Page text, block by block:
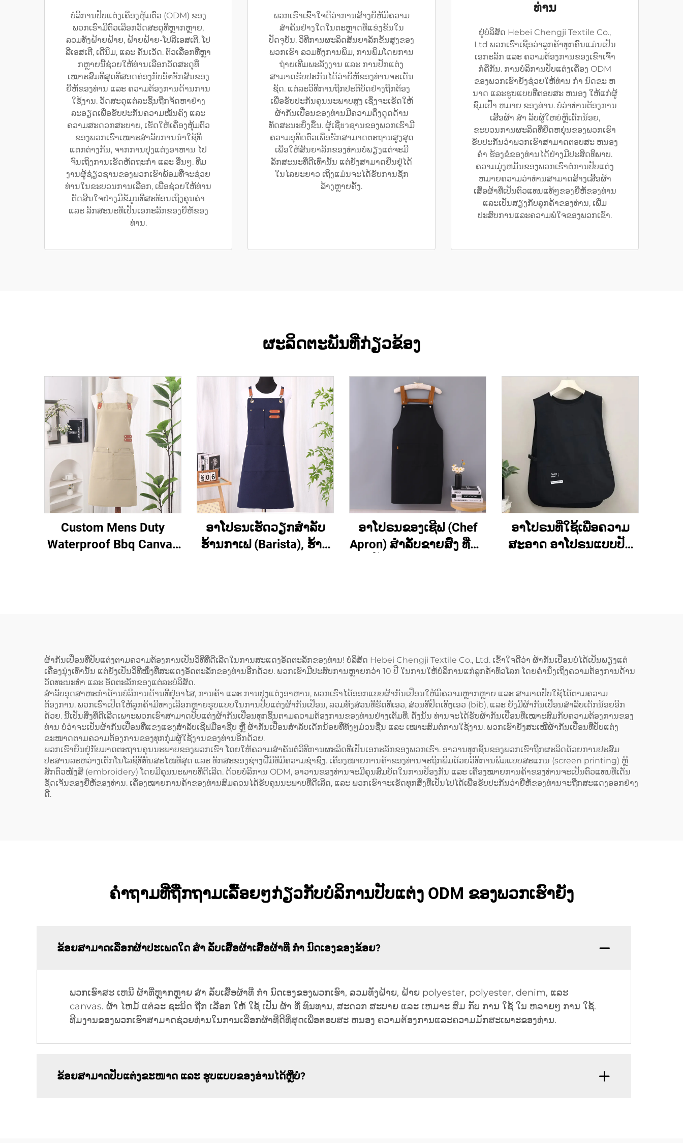
ບໍລິການປັບແຕ່ງເຄື່ອງຫຸ້ມຕົວ (ODM) ຂອງ
ພວກເຮົາມີຕົວເລືອກວັດສະດຸທີ່ຫຼາກຫຼາຍ,
ລວມທັງຝ້າຍຝ້າຍ, ຝ້າຍຝ້າຍ-ໂປລີເອສເຕີ, ໂປ
ລີເອສເຕີ, ເດີນິມ, ແລະ ຄັນເວັດ. ຕົວເລືອກທີ່ຫຼາ
ກຫຼາຍນີ້ຊ່ວຍໃຫ້ທ່ານເລືອກວັດສະດຸທີ່
ເໝາະສົມທີ່ສຸດທີ່ສອດຄ່ອງກັບອັตลັກສັນຂອງ
ຍີ່ຫໍ້ຂອງທ່ານ ແລະ ຄວາມຕ້ອງການດ້ານການ
ໃຊ້ງານ. ວັດສະດຸແຕ່ລະຊິ້ນຖືກຈັດຫາຢ່າງ
ລະອຽດເພື່ອຮັບປະກັນຄວາມໝັ້ນຄົງ ແລະ
ຄວາມສະດວກສະບາຍ, ເຮັດໃຫ້ເຄື່ອງຫຸ້ມຕົວ
ຂອງພວກເຮົາເໝາະສຳລັບການນຳໃຊ້ທີ່
ແຕກຕ່າງກັນ, ຈາກການປຸງແຕ່ງອາຫານ ໄປ
ຈົນເຖິງການເຮັດຫັດຖະກຳ ແລະ ອື່ນໆ. ທີມ
ງານຜູ້ຊ່ຽວຊານຂອງພວກເຮົາພ້ອມທີ່ຈະຊ່ວຍ
ທ່ານໃນຂະບວນການເລືອກ, ເພື່ອຊ່ວຍໃຫ້ທ່ານ
ຕັດສິນໃຈຢ່າງມີຂໍ້ມູນທີ່ສະທ້ອນເຖິງຄຸນຄ່າ
ແລະ ລັກສະນະທີ່ເປັນເອກະລັກຂອງຍີ່ຫໍ້ຂອງ
ທ່ານ.
ພວກເຮົາເຂົ້າໃຈດີວ່າການສ້າງຍີ່ຫໍ້ມີຄວາມ
ສຳຄັນຢ່າງໃດໃນຕະຫຼາດທີ່ແຂ່ງຂັນໃນ
ປັດຈຸບັນ. ວິທີການຜະລິດສັນຍາລັກຂັ້ນສູງຂອງ
ພວກເຮົາ ລວມທັງການພິມ, ການພິມໂດຍການ
ຖ່າຍເທີມພະລັງງານ ແລະ ການປັກແຕ່ງ
ສາມາດຮັບປະກັນໄດ້ວ່າຍີ່ຫໍ້ຂອງທ່ານຈະເດັ່ນ
ຊັດ. ແຕ່ລະວິທີການຖືກປະຕິບັດຢ່າງຖືກຕ້ອງ
ເພື່ອຮັບປະກັນຄຸນນະພາບສູງ ເຊິ່ງຈະເຮັດໃຫ້
ຜ້າກັນເປື່ອນຂອງທ່ານມີຄວາມດຶງດູດດ້ານ
ທັດສະນະຍິ່ງຂຶ້ນ. ຜູ້ເຊີ່ยวຊານຂອງພວກເຮົາມີ
ຄວາມອຸທິດຕົວເພື່ອຮັກສາມາດຕະຖານສູງສຸດ
ເພື່ອໃຫ້ສັນຍາລັກຂອງທ່ານບໍ່ພຽງແຕ່ຈະມີ
ລັກສະນະທີ່ດີເທົ່ານັ້ນ ແຕ່ຍັງສາມາດຢືນຢູ່ໄດ້
ໃນໄລຍະຍາວ ເຖິງແມ່ນຈະໄດ້ຮັບການຊັກ
ລ້າງຫຼາຍຄັ້ງ.
ທ່ານ
ຢູ່ບໍລິສັດ Hebei Chengji Textile Co.,
Ltd ພວກເຮົາເຊື່ອວ່າລູກຄ້າທຸກຄົນແມ່ນເປັນ
ເອກະລັກ ແລະ ຄວາມຕ້ອງການຂອງເຂົາເຈົ້າ
ກໍຄືກັນ. ການບໍລິການປັບແຕ່ງເຄື່ອງ ODM
ຂອງພວກເຮົາຍັງຊ່ວຍໃຫ້ທ່ານ ກໍາ ນົດຂະ ຫ
ນາດ ແລະຮູບແບບທີ່ຕອບສະ ຫນອງ ໃຫ້ແກ່ຜູ້
ຊົມເປົ້າ ຫມາຍ ຂອງທ່ານ. ບໍ່ວ່າທ່ານຕ້ອງການ
ເສື້ອຜ້າ ສໍາ ລັບຜູ້ໃຫຍ່ຫຼືເດັກນ້ອຍ,
ຂະບວນການຜະລິດທີ່ຍືດຫຍຸ່ນຂອງພວກເຮົາ
ຮັບປະກັນວ່າພວກເຮົາສາມາດຕອບສະ ຫນອງ
ຄໍາ ຮ້ອງຂໍຂອງທ່ານໄດ້ຢ່າງມີປະສິດທິພາບ.
ຄວາມມຸ່ງຫມັ້ນຂອງພວກເຮົາຕໍ່ການປັບແຕ່ງ
ຫມາຍຄວາມວ່າທ່ານສາມາດສ້າງເສື້ອຜ້າ
ເສື້ອຜ້າທີ່ເປັນຕົວແທນແທ້ໆຂອງຍີ່ຫໍ້ຂອງທ່ານ
ແລະເປັນສຽງກັບລູກຄ້າຂອງທ່ານ, ເພີ່ມ
ປະສົບການແລະຄວາມພໍໃຈຂອງພວກເຂົາ.
ຜະລິດຕະພັນທີ່ກ່ຽວຂ້ອງ
Custom Mens Duty
Waterproof Bbq Canvas
ອາໂປຣນເຮັດວຽກສຳລັບ
ຮ້ານກາເຟ (Barista), ຮ້ານ
Back) ປະກອບດ້ວຍເສື້ອຜ້າ
ເປັນສ່ວນປະກອບຂອງ
polyester ແລະ ຜ້າຝ້າ
(Cotton) ສຳລັບທັງຜູ້ຍິງ
ແລະ ຜູ້ຊາຍ
ອາໂປຣນຂອງເຊີຟ (Chef
Apron) ສຳລັບຂາຍສົ່ງ ທີ່ຮັບ
(Extended) ປະກອບດ້ວຍ
ຜ້າແຜ່ນ (Canvas) ສີເຂັ້ມ
ເຊັ່ນ: ສີເຂັ້ມຄືສີກາເຟ (Dark
Coffee) ແລະ ມີລະບົບປັບ
ຂະໜາດໄດ້ (Adjustable)
ອາໂປຣນທີ່ໃຊ້ເພື່ອຄວາມ
ສະອາດ ອາໂປຣນແບບປັບ
ກັ້ນຂອງຊ່າງເຮັດເຄື່ອງໝາກ
(Cobbler Vest Apron) ທີ່ມີ
ທັງສອງດ້ານ ແລະ ມີທີ່ຈັດຕັ້ງ
ສຳລັບເນື້ອຫາເຄື່ອງໝາກ
(Logo) ສຳລັບບາຣິສຕາ
(Barista) ແລະ ຮ້ານຕັດຜົມ
(Barbershop)
ຜ້າກັນເປື່ອນທີ່ປັບແຕ່ງຕາມຄວາມຕ້ອງການເປັນວິທີທີ່ດີເລີດໃນການສະແດງອັດຕະລັກຂອງທ່ານ! ບໍລິສັດ Hebei Chengji Textile Co., Ltd. ເຂົ້າໃຈດີວ່າ ຜ້າກັນເປື່ອນບໍ່ໄດ້ເປັນພຽງແຕ່
ເຄື່ອງນຸ່ງເທົ່ານັ້ນ ແຕ່ຍັງເປັນວິທີໜຶ່ງທີ່ສະແດງອັດຕະລັກຂອງທ່ານອີກດ້ວຍ. ພວກເຮົາມີປະສົບການຫຼາຍກວ່າ 10 ປີ ໃນການໃຫ້ບໍລິການແກ່ລູກຄ້າທົ່ວໂລກ ໂດຍຄຳນຶງເຖິງຄວາມຕ້ອງການດ້ານ
ວັດທະນະທຳ ແລະ ອັດຕະລັກຂອງແຕ່ລະບໍລິສັດ.
ສຳລັບອຸດສາຫະກຳດ້ານບໍລິການດ້ານທີ່ຢູ່ອາໄສ, ການຄ້າ ແລະ ການປຸງແຕ່ງອາຫານ, ພວກເຮົາໄດ້ອອກແບບຜ້າກັນເປື່ອນໃຫ້ມີຄວາມຫຼາກຫຼາຍ ແລະ ສາມາດປັບໃຊ້ໄດ້ຕາມຄວາມ
ຕ້ອງການ. ພວກເຮົາເປີດໃຫ້ລູກຄ້າມີທາງເລືອກຫຼາຍຮູບແບບໃນການປັບແຕ່ງຜ້າກັນເປື່ອນ, ລວມທັງສ່ວນທີ່ຮັດທີ່ເອວ, ສ່ວນທີ່ປິດເທິງເອວ (bib), ແລະ ຍັງມີຜ້າກັນເປື່ອນສຳລັບເດັກນ້ອຍອີກ
ດ້ວຍ. ນີ້ເປັນສິ່ງທີ່ດີເລີດເພາະພວກເຮົາສາມາດປັບແຕ່ງຜ້າກັນເປື່ອນທຸກຊິ້ນຕາມຄວາມຕ້ອງການຂອງທ່ານຢ່າງເຕັມທີ່. ດັ່ງນັ້ນ ທ່ານຈະໄດ້ຮັບຜ້າກັນເປື່ອນທີ່ເໝາະສົມກັບຄວາມຕ້ອງການຂອງ
ທ່ານ ບໍ່ວ່າຈະເປັນຜ້າກັນເປື່ອນທີ່ແຂງແຮງສຳລັບເຊີຟມືອາຊີບ ຫຼື ຜ້າກັນເປື່ອນສຳລັບເດັກນ້ອຍທີ່ທັງໆມ່ວນຊື່ນ ແລະ ເໝາະສົມຕໍ່ການໃຊ້ງານ. ພວກເຮົາຍັງສະເໜີຜ້າກັນເປື່ອນທີ່ປັບແຕ່ງ
ຂະໜາດຕາມຄວາມຕ້ອງການຂອງທຸກກຸ່ມຜູ້ໃຊ້ງານຂອງທ່ານອີກດ້ວຍ.
ພວກເຮົາຍືນຢູ່ກັບມາດຕະຖານຄຸນນະພາບຂອງພວກເຮົາ ໂດຍໃຫ້ຄວາມສຳຄັນຕໍ່ວິທີການຜະລິດທີ່ເປັນເອກະລັກຂອງພວກເຮົາ. ອາວານທຸກຊິ້ນຂອງພວກເຮົາຖືກຜະລິດດ້ວຍການປະສົມ
ປະສານລະຫວ່າງເຕັກໂນໂລຊີທີ່ທັນສະໄໝທີ່ສຸດ ແລະ ທັກສະຂອງຊ່າງຝີມືທີ່ມີຄວາມຊ່ຳຊົງ. ເຄື່ອງໝາຍການຄ້າຂອງທ່ານຈະຖືກພິມດ້ວຍວິທີການພິມແບບສະແກນ (screen printing) ຫຼື
ສັກຕົວໜັງສື (embroidery) ໂດຍມີຄຸນນະພາບທີ່ດີເລີດ. ດ້ວຍບໍລິການ ODM, ອາວານຂອງທ່ານຈະມີຄຸນສົມບັດໃນການປ້ອງກັນ ແລະ ເຄື່ອງໝາຍການຄ້າຂອງທ່ານຈະເປັນຕົວແທນທີ່ເດັ່ນ
ຊັດເຈັນຂອງຍີ່ຫໍ້ຂອງທ່ານ. ເຄື່ອງໝາຍການຄ້າຂອງທ່ານສົມຄວນໄດ້ຮັບຄຸນນະພາບທີ່ດີເລີດ, ແລະ ພວກເຮົາຈະເຮັດທຸກສິ່ງທີ່ເປັນໄປໄດ້ເພື່ອຮັບປະກັນວ່າຍີ່ຫໍ້ຂອງທ່ານຈະຖືກສະແດງອອກຢ່າງ
ດີ.
ຄໍາຖາມທີ່ຖືກຖາມເລື້ອຍໆກ່ຽວກັບບໍລິການປັບແຕ່ງ ODM ຂອງພວກເຮົາຍັງ
ຂ້ອຍສາມາດເລືອກຜ້າປະເພດໃດ ສໍາ ລັບເສື້ອຜ້າເສື້ອຜ້າທີ່ ກໍາ ນົດເອງຂອງຂ້ອຍ?
ພວກເຮົາສະ ເຫນີ ຜ້າທີ່ຫຼາກຫຼາຍ ສໍາ ລັບເສື້ອຜ້າທີ່ ກໍາ ນົດເອງຂອງພວກເຮົາ, ລວມທັງຝ້າຍ, ຝ້າຍ polyester, polyester, denim, ແລະ
canvas. ຜ້າ ໄຫມ້ ແຕ່ລະ ຊະນິດ ຖືກ ເລືອກ ໃຫ້ ໃຊ້ ເປັນ ຜ້າ ທີ່ ທົນທານ, ສະດວກ ສະບາຍ ແລະ ເຫມາະ ສົມ ກັບ ການ ໃຊ້ ໃນ ຫລາຍໆ ການ ໃຊ້.
ທີມງານຂອງພວກເຮົາສາມາດຊ່ວຍທ່ານໃນການເລືອກຜ້າທີ່ດີທີ່ສຸດເພື່ອຕອບສະ ຫນອງ ຄວາມຕ້ອງການແລະຄວາມມັກສະເພາະຂອງທ່ານ.
ຂ້ອຍສາມາດປັບແຕ່ງຂະໜາດ ແລະ ຮູບແບບຂອງອ່ານໄດ້ຫຼືບໍ?